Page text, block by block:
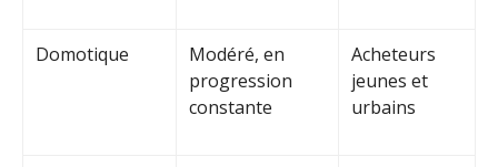
Domotique
Modéré, en
progression
constante
Acheteurs
jeunes et
urbains